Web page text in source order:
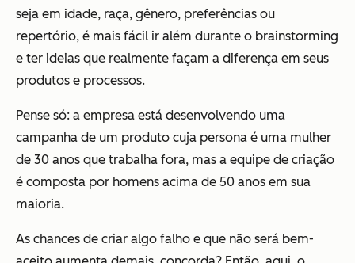
seja em idade, raça, gênero, preferências ou
repertório, é mais fácil ir além durante o brainstorming
e ter ideias que realmente façam a diferença em seus
produtos e processos.
Pense só: a empresa está desenvolvendo uma
campanha de um produto cuja persona é uma mulher
de 30 anos que trabalha fora, mas a equipe de criação
é composta por homens acima de 50 anos em sua
maioria.
As chances de criar algo falho e que não será bem-